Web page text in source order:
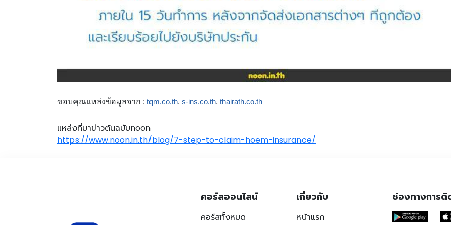
ขอบคุณแหล่งข้อมูลจาก : tqm.co.th, s-ins.co.th, thairath.co.th
แหล่งที่มาข่าวต้นฉบับnoon
https://www.noon.in.th/blog/7-step-to-claim-hoem-insurance/
คอร์สออนไลน์
คอร์สทั้งหมด
เกี่ยวกับ
หน้าแรก
ช่องทางการติ